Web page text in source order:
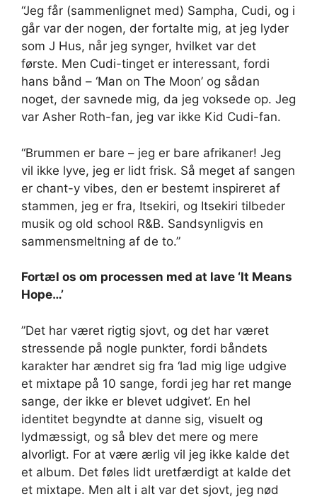
“Jeg får (sammenlignet med) Sampha, Cudi, og i
går var der nogen, der fortalte mig, at jeg lyder
som J Hus, når jeg synger, hvilket var det
første. Men Cudi-tinget er interessant, fordi
hans bånd – ‘Man on The Moon’ og sådan
noget, der savnede mig, da jeg voksede op. Jeg
var Asher Roth-fan, jeg var ikke Kid Cudi-fan.
“Brummen er bare – jeg er bare afrikaner! Jeg
vil ikke lyve, jeg er lidt frisk. Så meget af sangen
er chant-y vibes, den er bestemt inspireret af
stammen, jeg er fra, Itsekiri, og Itsekiri tilbeder
musik og old school R&B. Sandsynligvis en
sammensmeltning af de to.”
Fortæl os om processen med at lave ‘It Means
Hope…’
”Det har været rigtig sjovt, og det har været
stressende på nogle punkter, fordi båndets
karakter har ændret sig fra ‘lad mig lige udgive
et mixtape på 10 sange, fordi jeg har ret mange
sange, der ikke er blevet udgivet’. En hel
identitet begyndte at danne sig, visuelt og
lydmæssigt, og så blev det mere og mere
alvorligt. For at være ærlig vil jeg ikke kalde det
et album. Det føles lidt uretfærdigt at kalde det
et mixtape. Men alt i alt var det sjovt, jeg nød